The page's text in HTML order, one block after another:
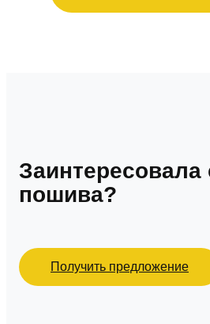
Заинтересовала
пошива?
Получить предложение